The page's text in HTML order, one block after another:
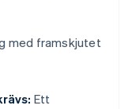
med framskjutet
Ett